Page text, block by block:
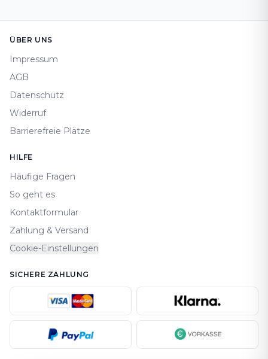
ÜBER UNS
Impressum
AGB
Datenschutz
Widerruf
Barrierefreie Plätze
HILFE
Häufige Fragen
So geht es
Kontaktformular
Zahlung & Versand
Cookie-Einstellungen
SICHERE ZAHLUNG